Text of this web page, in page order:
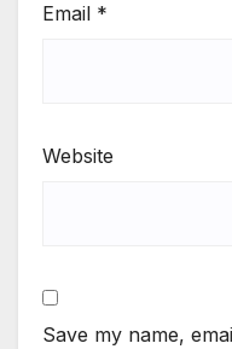
Email *
Website
Save my name,